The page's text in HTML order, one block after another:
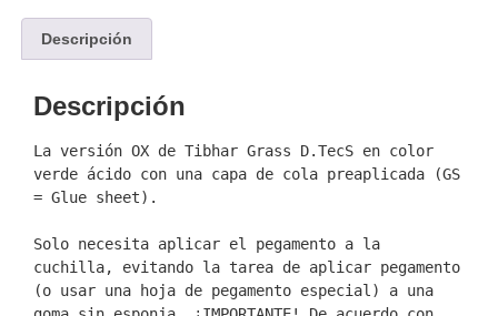
Descripción
Descripción
La versión OX de Tibhar Grass D.TecS en color
verde ácido con una capa de cola preaplicada (GS
= Glue sheet).
Solo necesita aplicar el pegamento a la
cuchilla, evitando la tarea de aplicar pegamento
(o usar una hoja de pegamento especial) a una